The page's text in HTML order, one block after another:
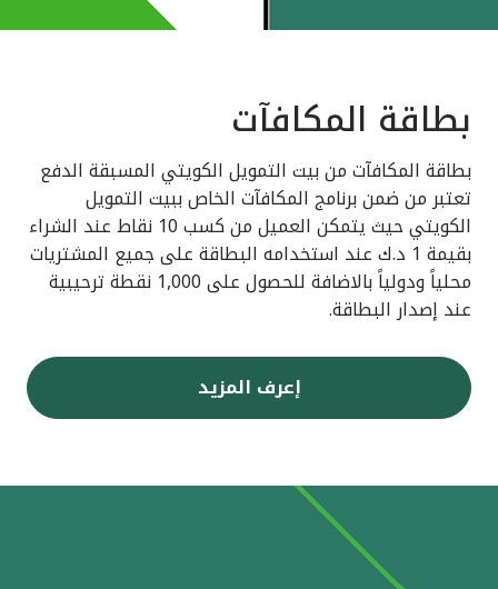
بطاقة المكافآت
بطاقة المكافآت من بيت التمويل الكويتي المسبقة الدفع
تعتبر من ضمن برنامج المكافآت الخاص ببيت التمويل
الكويتي حيث يتمكن العميل من كسب 10 نقاط عند الشراء
بقيمة 1 د.ك عند استخدامه البطاقة على جميع المشتريات
محلياً ودولياً بالاضافة للحصول على 1,000 نقطة ترحيبية
عند إصدار البطاقة.
إعرف المزيد